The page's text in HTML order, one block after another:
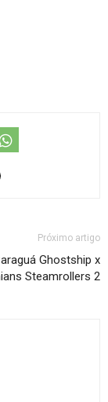
Próximo artigo
Ghostship x
Steamrollers 2